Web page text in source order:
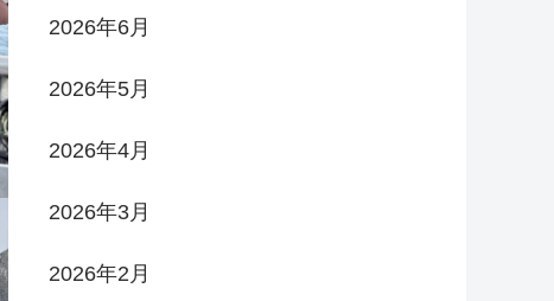
2026年6月
2026年5月
2026年4月
2026年3月
2026年2月